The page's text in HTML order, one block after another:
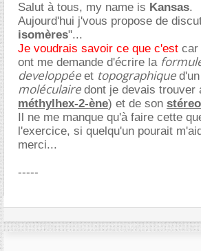
Salut à tous, my name is Kansas.
Aujourd'hui j'vous propose de
isomères"...
Je voudrais savoir ce que c'est car
ont me demande d'écrire la
developpée et topographique d'un
moléculaire dont je devais trouver
méthylhex-2-ène) et de son
Il ne me manque qu'à faire cette
l'exercice, si quelqu'un pourait
merci...
-----